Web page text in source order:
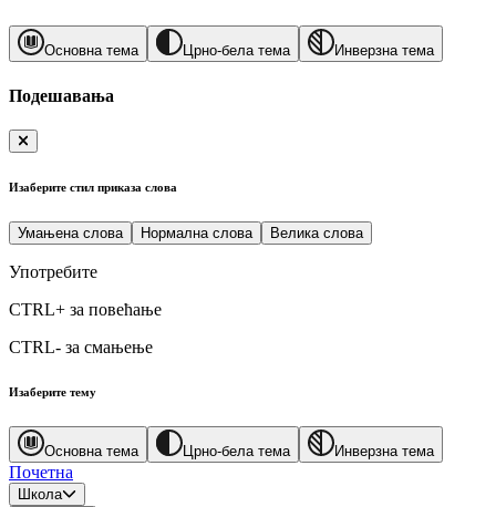
Основна тема Црно-бела тема Инверзна тема
Подешавања
Изаберите стил приказа слова
Умањена слова Нормална слова Велика слова
Употребите
CTRL+ за повећање
CTRL- за смањење
Изаберите тему
Основна тема Црно-бела тема Инверзна тема
Почетна
Школа